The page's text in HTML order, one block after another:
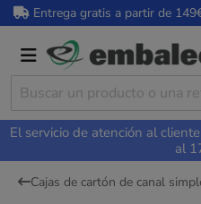
Entrega gratis a partir de
El servicio de atención al
al
Cajas de cartón de canal